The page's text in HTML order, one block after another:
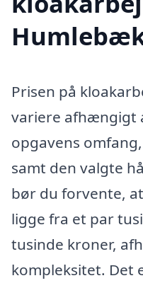
Prisen på
variere afhængigt
opgavens
samt den valgte
bør du forvente,
ligge fra et par
tusinde kroner,
kompleksitet. Det